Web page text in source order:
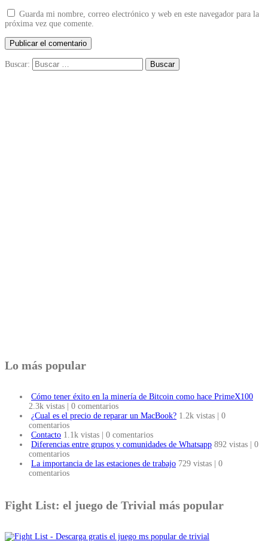
Guarda mi nombre, correo electrónico y web en este navegador para la
próxima vez que comente.
Buscar:
Lo más popular
Cómo tener éxito en la minería de Bitcoin como hace PrimeX100
2.3k vistas
0 comentarios
¿Cual es el precio de reparar un MacBook? 1.2k vistas
0
comentarios
Contacto 1.1k vistas
0 comentarios
Diferencias entre grupos y comunidades de Whatsapp 892 vistas
0
comentarios
La importancia de las estaciones de trabajo 729 vistas
0
comentarios
Fight List: el juego de Trivial más popular